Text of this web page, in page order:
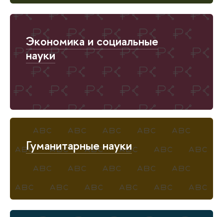
Экономика и социальные
науки
Гуманитарные науки